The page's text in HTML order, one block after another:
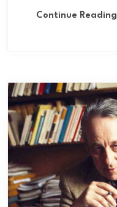
Continue Reading